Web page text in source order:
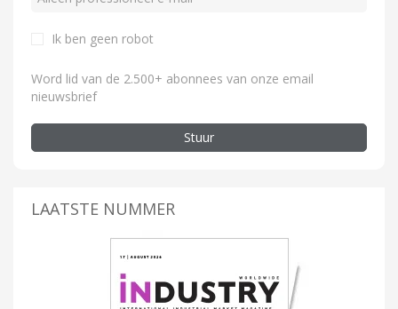
Ik ben geen robot
Word lid van de 2.500+ abonnees van onze email
nieuwsbrief
Stuur
LAATSTE NUMMER